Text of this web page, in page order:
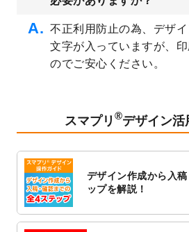
レートを追加しまし
2023/3/13
クリアファイルのデ
追加しました。
2023/3/2
パワーポイント版テ
追加しました。
2023/1/13
4月始まりのカレン
2023/1/5
スタンプカードの
追加しました。
2022/12/26
止のお知らせ
不正利用防止の為、デザ
文字が入っていますが、
のでご安心ください。
スマプリ ®デザイン活
デザイン作成から入
ップを解説！